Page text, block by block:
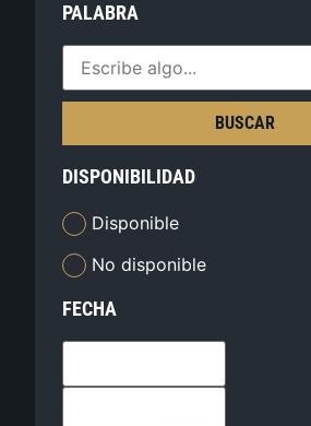
PALABRA
BUSCAR
DISPONIBILIDAD
Disponible
No disponible
FECHA